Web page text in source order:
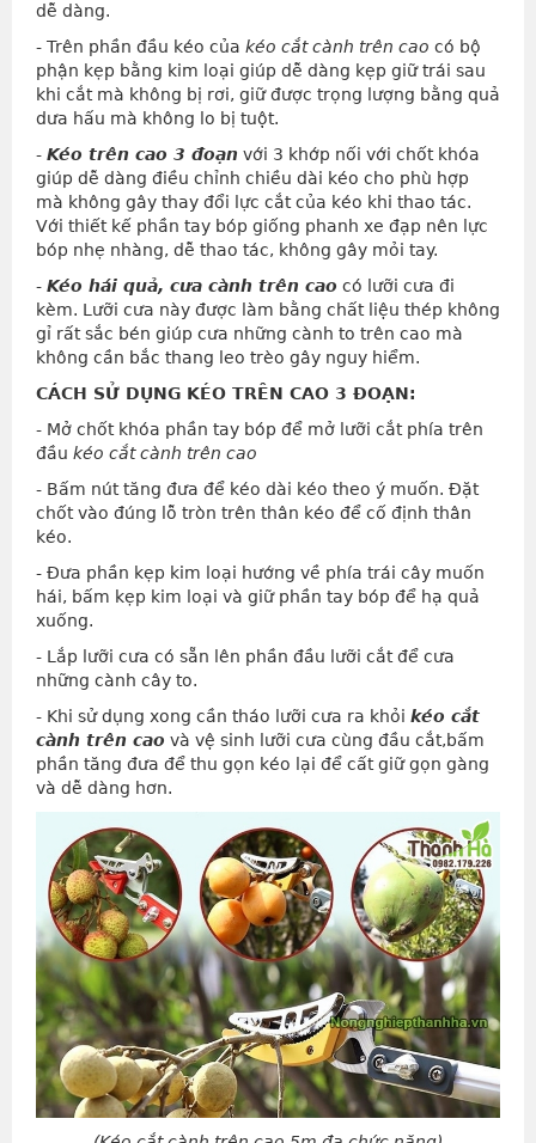
dễ dàng.
- Trên phần đầu kéo của kéo cắt cành trên cao có bộ
phận kẹp bằng kim loại giúp dễ dàng kẹp giữ trái sau
khi cắt mà không bị rơi, giữ được trọng lượng bằng quả
dưa hấu mà không lo bị tuột.
- Kéo trên cao 3 đoạn với 3 khớp nối với chốt khóa
giúp dễ dàng điều chỉnh chiều dài kéo cho phù hợp
mà không gây thay đổi lực cắt của kéo khi thao tác.
Với thiết kế phần tay bóp giống phanh xe đạp nên lực
bóp nhẹ nhàng, dễ thao tác, không gây mỏi tay.
- Kéo hái quả, cưa cành trên cao có lưỡi cưa đi
kèm. Lưỡi cưa này được làm bằng chất liệu thép không
gỉ rất sắc bén giúp cưa những cành to trên cao mà
không cần bắc thang leo trèo gây nguy hiểm.
CÁCH SỬ DỤNG KÉO TRÊN CAO 3 ĐOẠN:
- Mở chốt khóa phần tay bóp để mở lưỡi cắt phía trên
đầu kéo cắt cành trên cao
- Bấm nút tăng đưa để kéo dài kéo theo ý muốn. Đặt
chốt vào đúng lỗ tròn trên thân kéo để cố định thân
kéo.
- Đưa phần kẹp kim loại hướng về phía trái cây muốn
hái, bấm kẹp kim loại và giữ phần tay bóp để hạ quả
xuống.
- Lắp lưỡi cưa có sẵn lên phần đầu lưỡi cắt để cưa
những cành cây to.
- Khi sử dụng xong cần tháo lưỡi cưa ra khỏi kéo cắt
cành trên cao và vệ sinh lưỡi cưa cùng đầu cắt,bấm
phần tăng đưa để thu gọn kéo lại để cất giữ gọn gàng
và dễ dàng hơn.